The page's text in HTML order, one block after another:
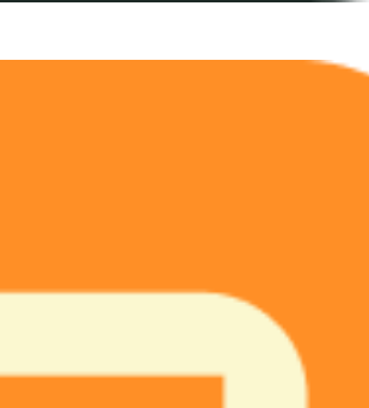
Vinh, Dược phẩm VCP, Beer Sapporo,